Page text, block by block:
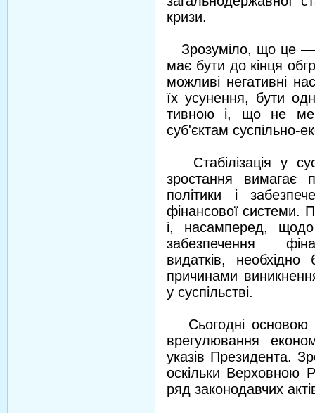
кризи.
Зрозуміло, що це —
має бути до кінця
можливі негативні
їх усунення, бути
тивною і, що не
суб'єктам суспільно-
Стабілізація у
зростання вимагає
політики і
фінансової системи.
і, насамперед,
забезпечення
видатків,
причинами
у суспільстві.
Сьогодні основою
врегулювання
указів Президента.
оскільки Верховною
ряд законодавчих